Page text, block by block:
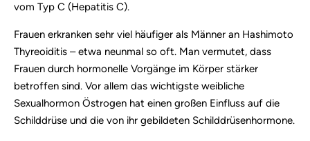
vom Typ C (Hepatitis C).
Frauen erkranken sehr viel häufiger als Männer an Hashimoto
Thyreoiditis – etwa neunmal so oft. Man vermutet, dass
Frauen durch hormonelle Vorgänge im Körper stärker
betroffen sind. Vor allem das wichtigste weibliche
Sexualhormon Östrogen hat einen großen Einfluss auf die
Schilddrüse und die von ihr gebildeten Schilddrüsenhormone.